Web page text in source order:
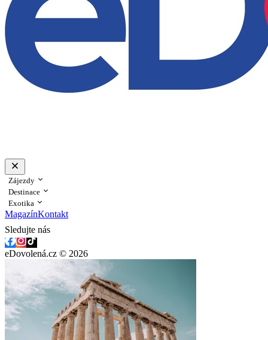
Zájezdy
Destinace
Exotika
MagazínKontakt
Sledujte nás
eDovolená.cz © 2026